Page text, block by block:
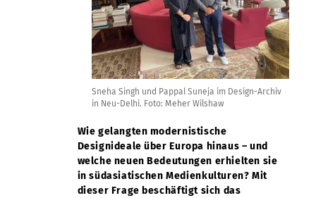
Sneha Singh und Pappal Suneja im Design-Archiv
in Neu-Delhi. Foto: Meher Wilshaw
Wie gelangten modernistische
Designideale über Europa hinaus – und
welche neuen Bedeutungen erhielten sie
in südasiatischen Medienkulturen? Mit
dieser Frage beschäftigt sich das